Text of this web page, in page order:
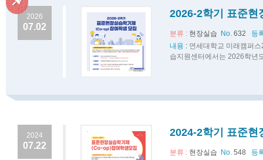
2026
07.02
2026-2학기 표준현
분류 : 현장실습 No. 632
등
내용 : 연세대학교 미래캠퍼
습지원센터에서는 2026학년
2024
07.22
2024-2학기 표준현
분류 : 현장실습 No. 548
등